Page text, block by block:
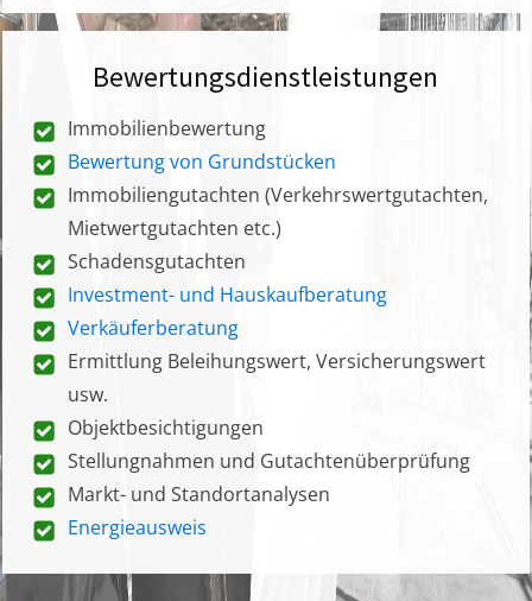
Bewertungsdienstleistungen
Immobilienbewertung
Bewertung von Grundstücken
Immobiliengutachten (Verkehrswertgutachten,
Mietwertgutachten etc.)
Schadensgutachten
Investment- und Hauskaufberatung
Verkäuferberatung
Ermittlung Beleihungswert, Versicherungswert
usw.
Objektbesichtigungen
Stellungnahmen und Gutachtenüberprüfung
Markt- und Standortanalysen
Energieausweis